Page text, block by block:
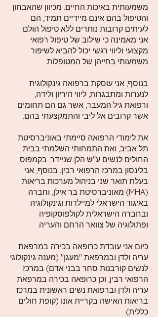
משמעותית באיכות החיים. מכיוון שהאבחון
והטיפול בהם אינם מיידיים תמיד, הם
לעיתים קרובות נותרים ללא טיפול הולם.
אני מאמינה כי שילוב של טיפול רפואי
מקצועי וליווי רגשי יכול להביא לשיפור
משמעותי בחייהן של המטופלות.
בנוסף, אני עוסקת ברפואה גינקולוגית
לנערות ומתבגרות, ליווי היריון ולידה,
ורפואת גיל המעבר, אשר גם הם תחומים
אשר קרובים אל ליבי והתמקצעתי בהם.
את לימודי הרפואה סיימתי באוניברסיטת
תל אביב, ואת התמחותי השלמתי בבית
החולים לנשים ע"ש הלן שניידר, בקמפוס
בלינסון במרכז הרפואי רבין. בנוסף, אני
בעלת תואר שני בניהול מערכות בריאות
(MHA) מאוניברסיטת בר אילן, וחברה
באיגוד הישראלי למיילדות וגינקולוגיה
ובחברה הישראלית לקולפוסקופיה
ופתולוגיה של צוואר הרחם והעריה.
כיום אני עובדת כרופאה בכירה במרפאת
עריה ולדן ובמרפאת "מעגן" (מענה גינקולוגי
לנשים קורבנות סחר בבני אדם) במרכז
הרפואי רבין, וכן כרופאה בכירה במרפאת
עריה ולדן וברפואת נשים ראשונית במרכז
בריאות האישה בקריית אונו (קופת חולים
כללית).